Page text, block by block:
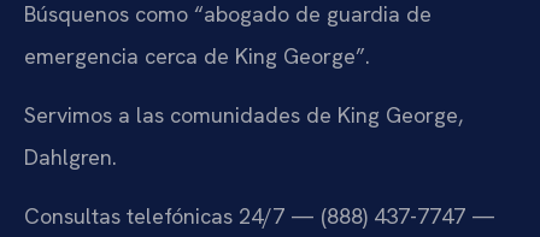
Búsquenos como “abogado de guardia de
emergencia cerca de King George”.
Servimos a las comunidades de King George,
Dahlgren.
Consultas telefónicas 24/7 — (888) 437-7747 —